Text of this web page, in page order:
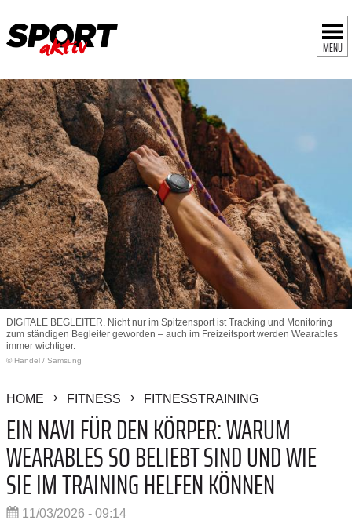
MENÜ
DIGITALE BEGLEITER. Nicht nur im Spitzensport ist ­Tracking und Monitoring
zum ständigen Begleiter geworden – auch im Freizeitsport werden Wearables
immer wichtiger.
© Handel / Samsung
HOME FITNESS FITNESSTRAINING
EIN NAVI FÜR DEN KÖRPER: WARUM
WEARABLES SO BELIEBT SIND UND WIE
SIE IM TRAINING HELFEN KÖNNEN
11/03/2026 - 09:14